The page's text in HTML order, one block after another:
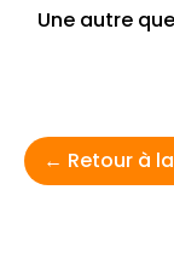
Une autre
← Retour à la